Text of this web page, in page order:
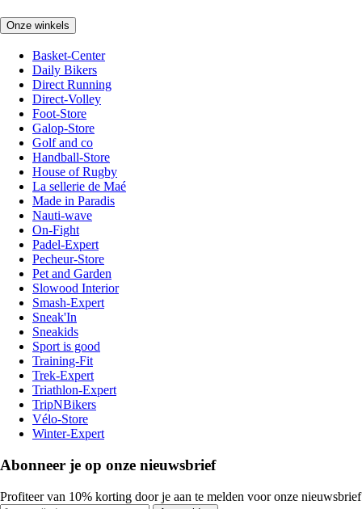
Onze winkels
Basket-Center
Daily Bikers
Direct Running
Direct-Volley
Foot-Store
Galop-Store
Golf and co
Handball-Store
House of Rugby
La sellerie de Maé
Made in Paradis
Nauti-wave
On-Fight
Padel-Expert
Pecheur-Store
Pet and Garden
Slowood Interior
Smash-Expert
Sneak'In
Sneakids
Sport is good
Training-Fit
Trek-Expert
Triathlon-Expert
TripNBikers
Vélo-Store
Winter-Expert
Abonneer je op onze nieuwsbrief
Profiteer van 10% korting door je aan te melden voor onze nieuwsbrief